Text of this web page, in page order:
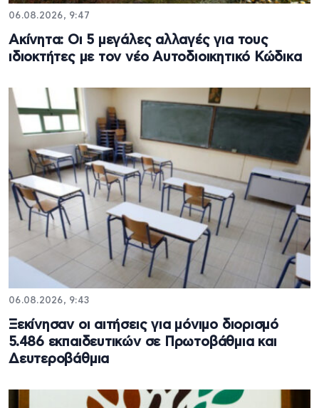
06.08.2026, 9:47
Ακίνητα: Οι 5 μεγάλες αλλαγές για τους
ιδιοκτήτες με τον νέο Αυτοδιοικητικό Κώδικα
06.08.2026, 9:43
Ξεκίνησαν οι αιτήσεις για μόνιμο διορισμό
5.486 εκπαιδευτικών σε Πρωτοβάθμια και
Δευτεροβάθμια